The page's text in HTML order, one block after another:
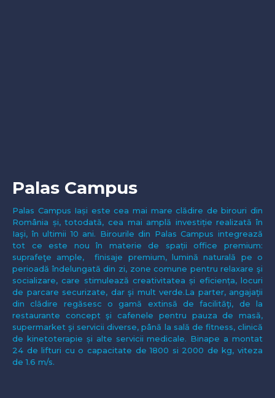
Palas Campus
Palas Campus Iași este cea mai mare clădire de birouri din
România și, totodată, cea mai amplă investiție realizată în
Iaşi, în ultimii 10 ani. Birourile din Palas Campus integrează
tot ce este nou în materie de spații office premium:
suprafeţe ample, finisaje premium, lumină naturală pe o
perioadă îndelungată din zi, zone comune pentru relaxare şi
socializare, care stimulează creativitatea și eficiența, locuri
de parcare securizate, dar şi mult verde.La parter, angajaţii
din clădire regăsesc o gamă extinsă de facilităţi, de la
restaurante concept şi cafenele pentru pauza de masă,
supermarket şi servicii diverse, până la sală de fitness, clinică
de kinetoterapie și alte servicii medicale. Binape a montat
24 de lifturi cu o capacitate de 1800 si 2000 de kg, viteza
de 1.6 m/s.